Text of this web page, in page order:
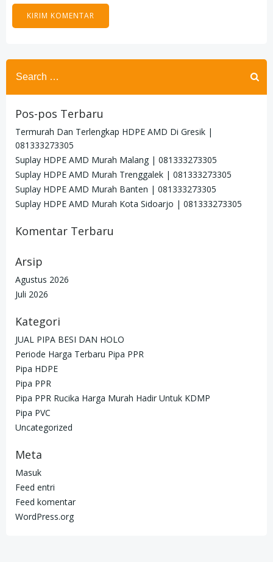
Search
for:
Pos-pos Terbaru
Termurah Dan Terlengkap HDPE AMD Di Gresik |
081333273305
Suplay HDPE AMD Murah Malang | 081333273305
Suplay HDPE AMD Murah Trenggalek | 081333273305
Suplay HDPE AMD Murah Banten | 081333273305
Suplay HDPE AMD Murah Kota Sidoarjo | 081333273305
Komentar Terbaru
Arsip
Agustus 2026
Juli 2026
Kategori
JUAL PIPA BESI DAN HOLO
Periode Harga Terbaru Pipa PPR
Pipa HDPE
Pipa PPR
Pipa PPR Rucika Harga Murah Hadir Untuk KDMP
Pipa PVC
Uncategorized
Meta
Masuk
Feed entri
Feed komentar
WordPress.org